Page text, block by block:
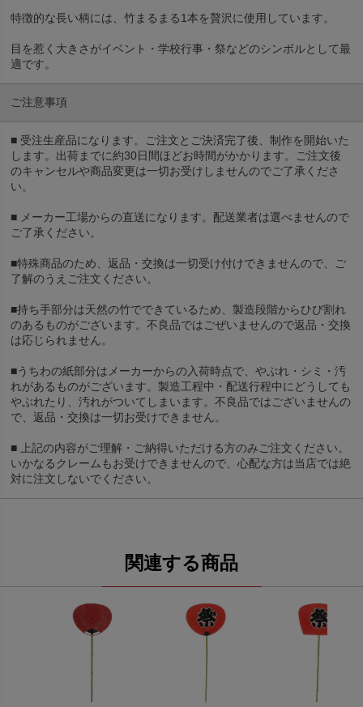
特徴的な長い柄には、竹まるまる1本を贅沢に使用しています。
目を惹く大きさがイベント・学校行事・祭などのシンボルとして最
適です。
ご注意事項
■ 受注生産品になります。ご注文とご決済完了後、制作を開始いた
します。出荷までに約30日間ほどお時間がかかります。ご注文後
のキャンセルや商品変更は一切お受けしませんのでご了承くださ
い。
■ メーカー工場からの直送になります。配送業者は選べませんので
ご了承ください。
■特殊商品のため、返品・交換は一切受け付けできませんので、ご
了解のうえご注文ください。
■持ち手部分は天然の竹でできているため、製造段階からひび割れ
のあるものがございます。不良品ではごぜいませんので返品・交換
は応じられません。
■うちわの紙部分はメーカーからの入荷時点で、やぶれ・シミ・汚
れがあるものがございます。製造工程中・配送行程中にどうしても
やぶれたり、汚れがついてしまいます。不良品ではございませんの
で、返品・交換は一切お受けできません。
■ 上記の内容がご理解・ご納得いただける方のみご注文ください。
いかなるクレームもお受けできませんので、心配な方は当店では絶
対に注文しないでください。
関連する商品